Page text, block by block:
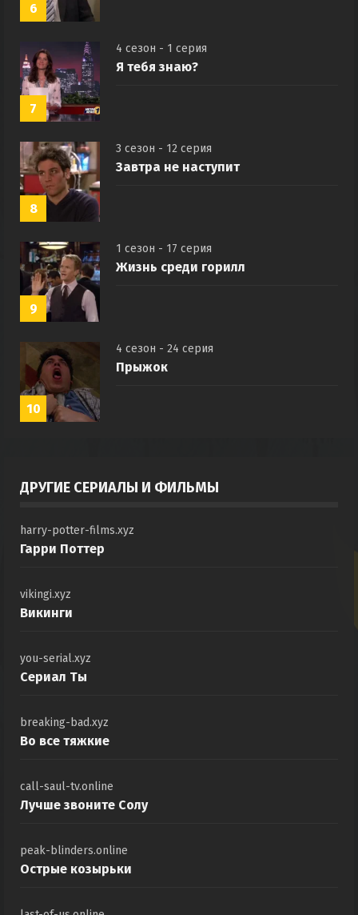
6
7
4 сезон - 1 серия
Я тебя знаю?
8
3 сезон - 12 серия
Завтра не наступит
9
1 сезон - 17 серия
Жизнь среди горилл
10
4 сезон - 24 серия
Прыжок
ДРУГИЕ СЕРИАЛЫ И ФИЛЬМЫ
harry-potter-films.xyz
Гарри Поттер
vikingi.xyz
Викинги
you-serial.xyz
Сериал Ты
breaking-bad.xyz
Во все тяжкие
call-saul-tv.online
Лучше звоните Солу
peak-blinders.online
Острые козырьки